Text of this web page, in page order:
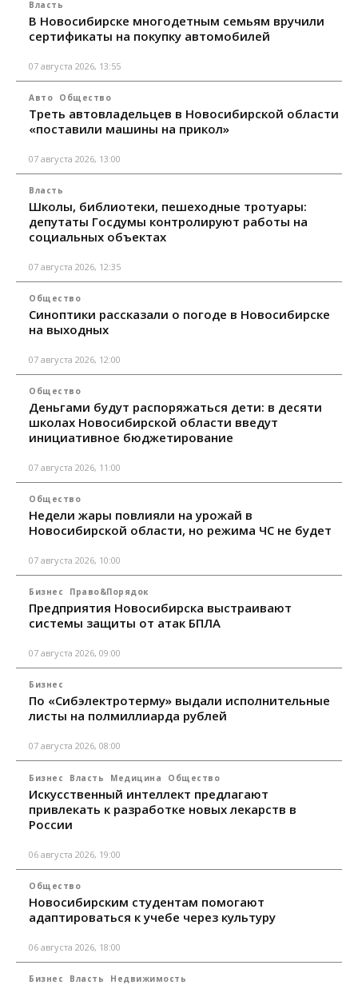
Власть
В Новосибирске многодетным семьям вручили
сертификаты на покупку автомобилей
07 августа 2026, 13:55
Авто Общество
Треть автовладельцев в Новосибирской области
«поставили машины на прикол»
07 августа 2026, 13:00
Власть
Школы, библиотеки, пешеходные тротуары:
депутаты Госдумы контролируют работы на
социальных объектах
07 августа 2026, 12:35
Общество
Синоптики рассказали о погоде в Новосибирске
на выходных
07 августа 2026, 12:00
Общество
Деньгами будут распоряжаться дети: в десяти
школах Новосибирской области введут
инициативное бюджетирование
07 августа 2026, 11:00
Общество
Недели жары повлияли на урожай в
Новосибирской области, но режима ЧС не будет
07 августа 2026, 10:00
Бизнес Право&Порядок
Предприятия Новосибирска выстраивают
системы защиты от атак БПЛА
07 августа 2026, 09:00
Бизнес
По «Сибэлектротерму» выдали исполнительные
листы на полмиллиарда рублей
07 августа 2026, 08:00
Бизнес Власть Медицина Общество
Искусственный интеллект предлагают
привлекать к разработке новых лекарств в
России
06 августа 2026, 19:00
Общество
Новосибирским студентам помогают
адаптироваться к учебе через культуру
06 августа 2026, 18:00
Бизнес Власть Недвижимость